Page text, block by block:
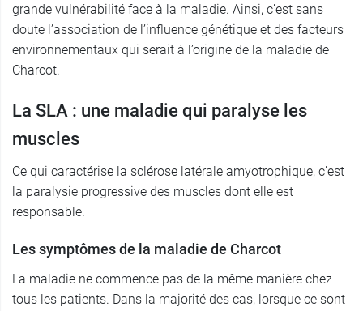
grande vulnérabilité face à la maladie. Ainsi, c’est sans
doute l’association de l’influence génétique et des facteurs
environnementaux qui serait à l’origine de la maladie de
Charcot.
La SLA : une maladie qui paralyse les
muscles
Ce qui caractérise la sclérose latérale amyotrophique, c’est
la paralysie progressive des muscles dont elle est
responsable.
Les symptômes de la maladie de Charcot
La maladie ne commence pas de la même manière chez
tous les patients. Dans la majorité des cas, lorsque ce sont